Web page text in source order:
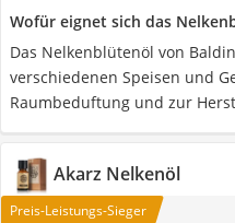
Wofür eignet sich das
Das Nelkenblütenöl von
verschiedenen Speisen und
Raumbeduftung und zur
Akarz Nelkenöl
Preis-Leistungs-Sieger